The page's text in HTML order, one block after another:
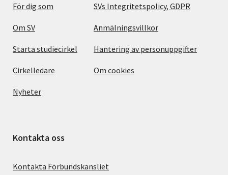
För dig som
Om SV
Starta studiecirkel
Cirkelledare
Nyheter
SVs Integritetspolicy, GDPR
Anmälningsvillkor
Hantering av personuppgifter
Om cookies
Kontakta oss
Kontakta Förbundskansliet